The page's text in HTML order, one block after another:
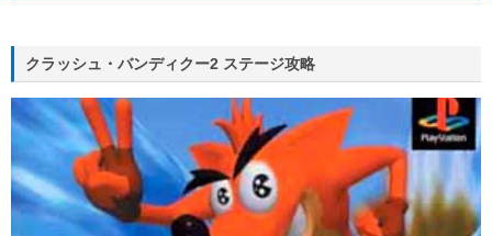
クラッシュ・バンディクー2 ステージ攻略